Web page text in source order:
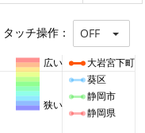
タッチ操作： OFF
大岩宮下町
葵区
静岡市
静岡県
広い
狭い